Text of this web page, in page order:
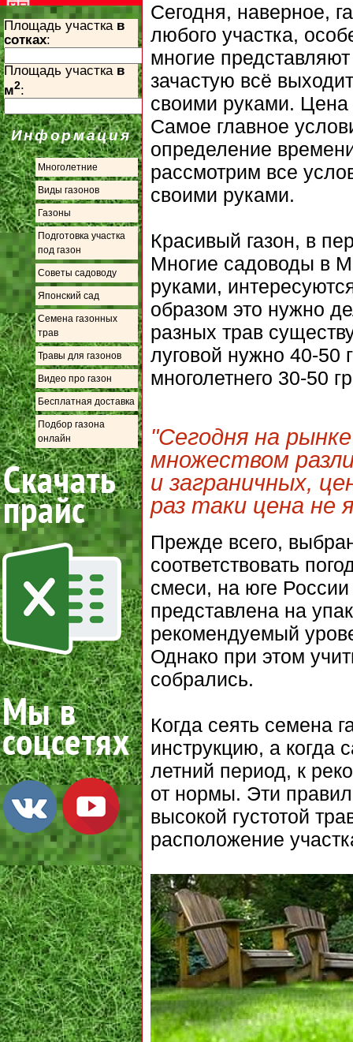
Площадь участка в
сотках:
Площадь участка в
м2:
Информация
Многолетние
Виды газонов
Газоны
Подготовка участка
под газон
Советы садоводу
Японский сад
Семена газонных
трав
Травы для газонов
Видео про газон
Бесплатная доставка
Подбор газона
онлайн
Сегодня, наверное,
любого участка,
многие
зачастую всё
своими руками. Цена
Самое главное
определение
рассмотрим все
своими руками.
Красивый газон, в
Многие садоводы в
руками,
образом это нужно
разных трав
луговой нужно 40-50
многолетнего 30-50
"Сегодня на
множеством
и заграничных,
раз таки цена не
Прежде всего,
соответствовать
смеси, на юге
представлена на
рекомендуемый
Однако при этом
собрались.
Когда сеять семена
инструкцию, а когда
летний период, к
от нормы. Эти
высокой густотой
расположение